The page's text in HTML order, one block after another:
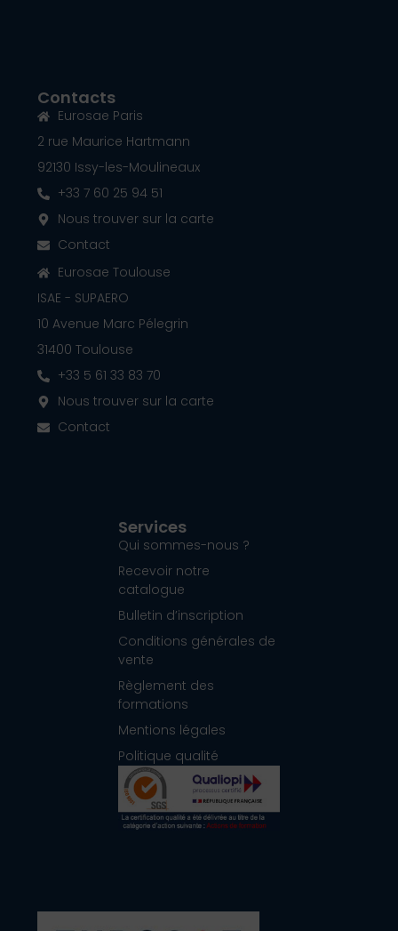
Services
Qui sommes-nous ?
Recevoir notre
catalogue
Bulletin d’inscription
Conditions générales de
vente
Règlement des
formations
Mentions légales
Politique qualité
Contacts
Eurosae Paris
2 rue Maurice Hartmann
92130 Issy-les-Moulineaux
+33 7 60 25 94 51
Nous trouver sur la carte
Contact
Eurosae Toulouse
ISAE - SUPAERO
10 Avenue Marc Pélegrin
31400 Toulouse
+33 5 61 33 83 70
Nous trouver sur la carte
Contact